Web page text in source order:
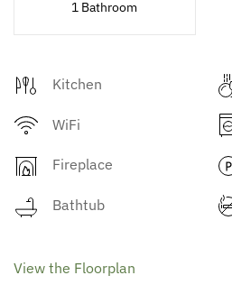
1 Bathroom
Kitchen
WiFi
Fireplace
Bathtub
View the Floorplan